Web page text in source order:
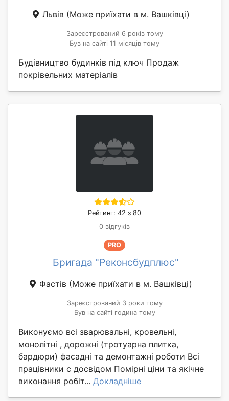
Львів (Може приїхати в м. Вашківці)
Зареєстрований 6 років тому
Був на сайті 11 місяців тому
Будівництво будинків під ключ Продаж
покрівельних матеріалів
Рейтинг: 42 з 80
0 відгуків
PRO
Бригада "Реконсбудплюс"
Фастів (Може приїхати в м. Вашківці)
Зареєстрований 3 роки тому
Був на сайті година тому
Виконуємо всі зварювальні, кровельні,
монолітні , дорожні (тротуарна плитка,
бардюри) фасадні та демонтажні роботи Всі
працівники с досвідом Помірні ціни та якічне
виконання робіт... Докладніше